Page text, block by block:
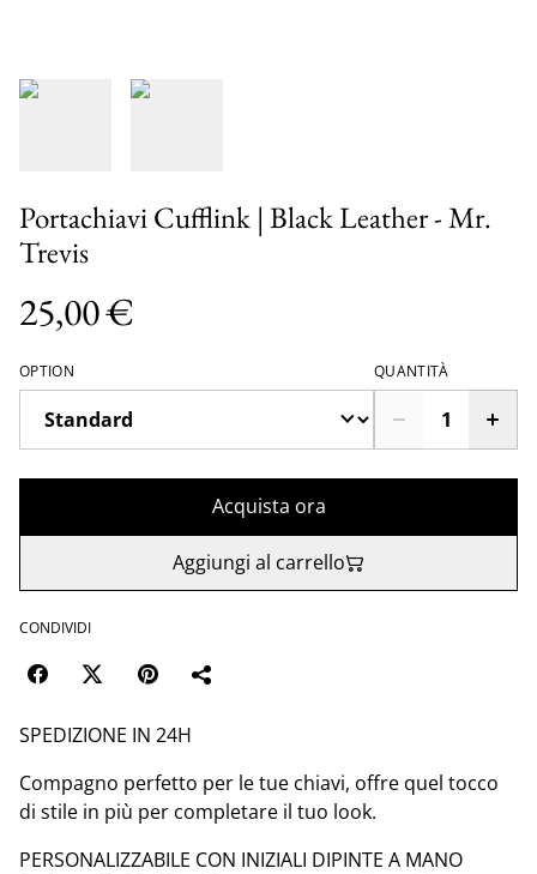
Portachiavi Cufflink | Black Leather - Mr.
Trevis
25,00 €
OPTION QUANTITÀ
Acquista ora
Aggiungi al carrello
CONDIVIDI
SPEDIZIONE IN 24H
Compagno perfetto per le tue chiavi, offre quel tocco
di stile in più per completare il tuo look.
PERSONALIZZABILE CON INIZIALI DIPINTE A MANO